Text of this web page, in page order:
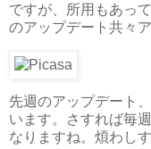
ですが、所用もあっ
のアップデート共々
先週のアップデート
います。さすれば毎
なりますね。煩わし